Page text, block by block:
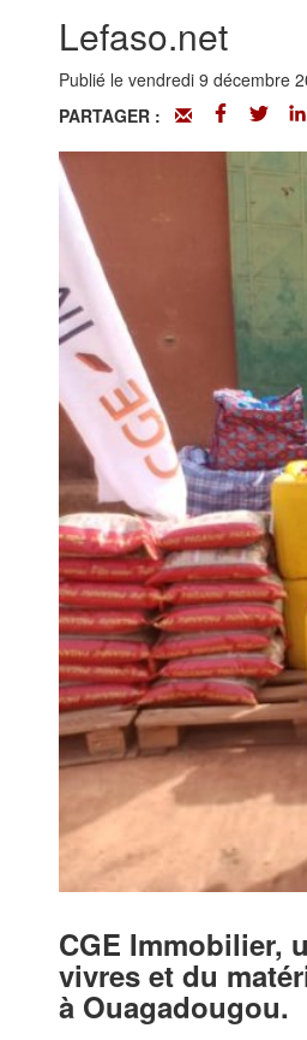
Lefaso.net
Publié le vendredi 9 décembre
PARTAGER :
CGE Immobilier,
vivres et du
à Ouagadougou.